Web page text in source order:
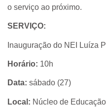
o serviço ao próximo.
SERVIÇO:
Inauguração do NEI Luíza
Horário: 10h
Data: sábado (27)
Local: Núcleo de